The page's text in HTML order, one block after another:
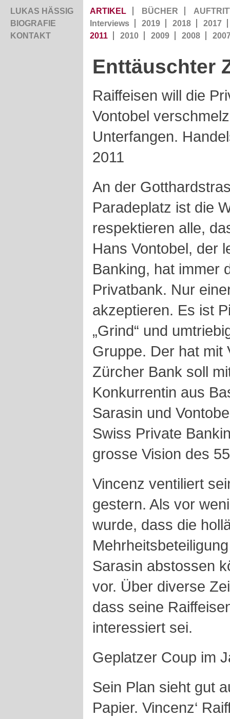
LUKAS HÄSSIG
BIOGRAFIE
KONTAKT
ARTIKEL BÜCHER
Interviews
2019 2018
2017
2011
2010 2009 2008
Enttäuschter
Raiffeisen will die
Vontobel
Unterfangen.
2011
An der
Paradeplatz ist die
respektieren alle,
Hans Vontobel, der
Banking, hat immer
Privatbank. Nur
akzeptieren. Es ist
„Grind“ und
Gruppe. Der hat mit
Zürcher Bank soll
Konkurrentin aus
Sarasin und
Swiss Private
grosse Vision des
Vincenz ventiliert
gestern. Als vor
wurde, dass die
Sarasin abstossen
vor. Über diverse
dass seine
interessiert sei.
Geplatzer Coup im
Sein Plan sieht gut
Papier. Vincenz‘